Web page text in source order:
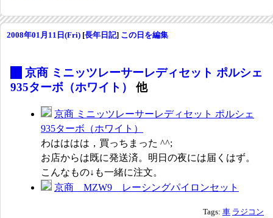
2008年01月11日(Fri) [長年日記] この日を編集
京商 ミニッツレーサーレディセット ポルシェ
935ターボ（ホワイト）
他
京商 ミニッツレーサーレディセット ポルシェ
935ターボ（ホワイト）
わはははは，買っちまった ^^;
お店からは既に発送済。明日の夜には届くはず。
こんなもの↓も一緒に注文。
京商 MZW9 レーシングパイロンセット
Tags: 車 ラジコン